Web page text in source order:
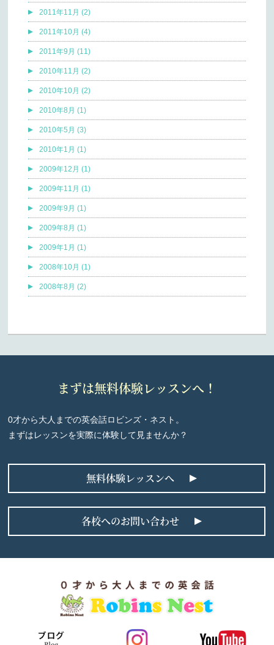
2011年11月 (2)
2011年10月 (4)
2011年9月 (11)
2010年11月 (2)
2010年10月 (2)
2010年8月 (1)
2010年5月 (3)
2010年1月 (1)
2009年12月 (1)
2009年11月 (1)
2009年9月 (1)
2009年8月 (1)
2009年1月 (1)
2008年10月 (1)
2008年8月 (2)
まずは無料体験レッスンへ！
0才から大人までの英会話ロビンズ・ネスト。
まずはレッスンを実際に体験して見ませんか？
無料体験レッスンへ
各校へのお問い合わせ